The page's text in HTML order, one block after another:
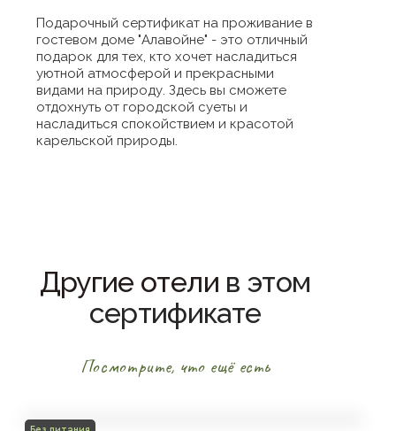
Подарочный сертификат на проживание в
гостевом доме "Алавойне" - это отличный
подарок для тех, кто хочет насладиться
уютной атмосферой и прекрасными
видами на природу. Здесь вы сможете
отдохнуть от городской суеты и
насладиться спокойствием и красотой
карельской природы.
Другие отели в этом
сертификате
Посмотрите, что ещё есть